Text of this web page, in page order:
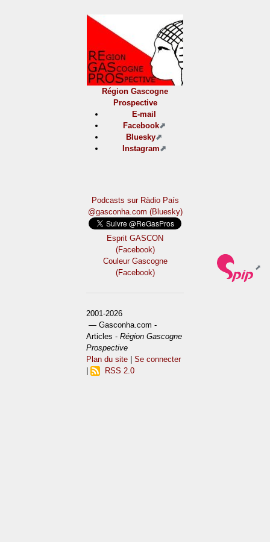
Région Gascogne
Prospective
E-mail
Facebook
Bluesky
Instagram
Podcasts sur Ràdio País
@gasconha.com (Bluesky)
Esprit GASCON
(Facebook)
Couleur Gascogne
(Facebook)
2001-2026
— Gasconha.com -
Articles -Région Gascogne
Prospective
Plan du site |Se connecter
RSS 2.0